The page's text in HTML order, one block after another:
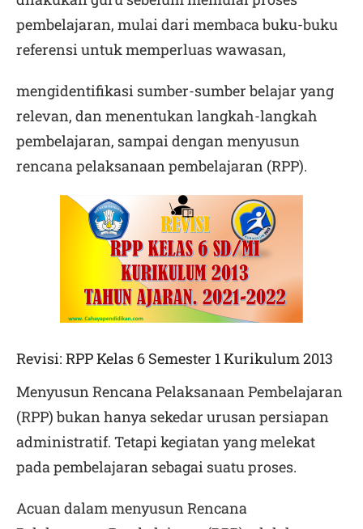
pembelajaran, mulai dari membaca buku-buku
referensi untuk memperluas wawasan,
mengidentifikasi sumber-sumber belajar yang
relevan, dan menentukan langkah-langkah
pembelajaran, sampai dengan menyusun
rencana pelaksanaan pembelajaran (RPP).
Revisi: RPP Kelas 6 Semester 1 Kurikulum 2013
Menyusun Rencana Pelaksanaan Pembelajaran
(RPP) bukan hanya sekedar urusan persiapan
administratif. Tetapi kegiatan yang melekat
pada pembelajaran sebagai suatu proses.
Acuan dalam menyusun Rencana